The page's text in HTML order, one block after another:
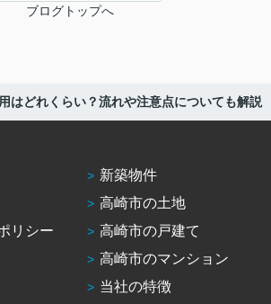
ブログトップへ
はどれくらい？流れや注意点についても解説
リシー
新築物件
高崎市の土地
高崎市の戸建て
高崎市のマンション
当社の特徴